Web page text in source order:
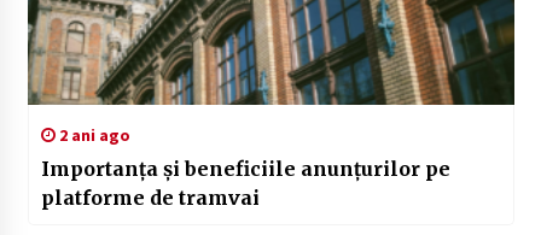
2 ani ago
Importanța și beneficiile anunțurilor pe
platforme de tramvai